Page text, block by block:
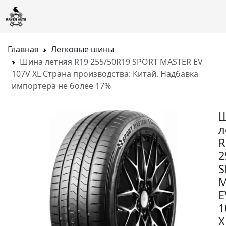
Главная
Легковые шины
Шина летняя R19 255/50R19 SPORT MASTER EV
107V XL Страна производства: Китай. Надбавка
импортёра не более 17%